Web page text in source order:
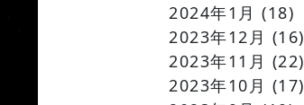
2024年1月 (18)
2023年12月 (16)
2023年11月 (22)
2023年10月 (17)